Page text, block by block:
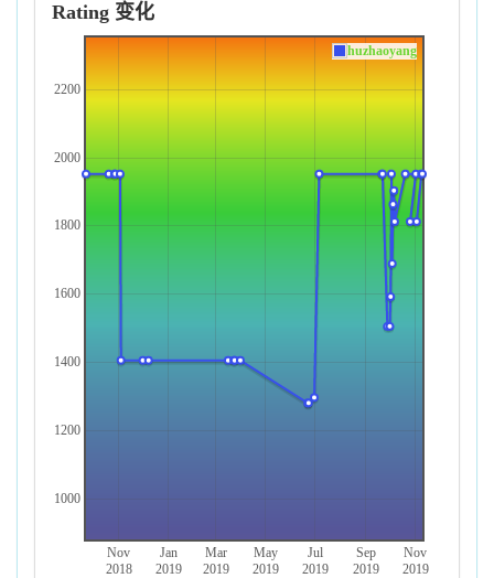
Rating 变化
Nov
2018
Jan
2019
Mar
2019
May
2019
Jul
2019
Sep
2019
Nov
2019
1000
1200
1400
1600
1800
2000
2200
huzhaoyang